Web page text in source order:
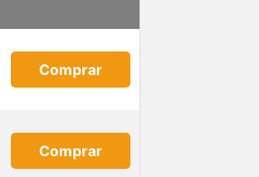
Comprar
Comprar